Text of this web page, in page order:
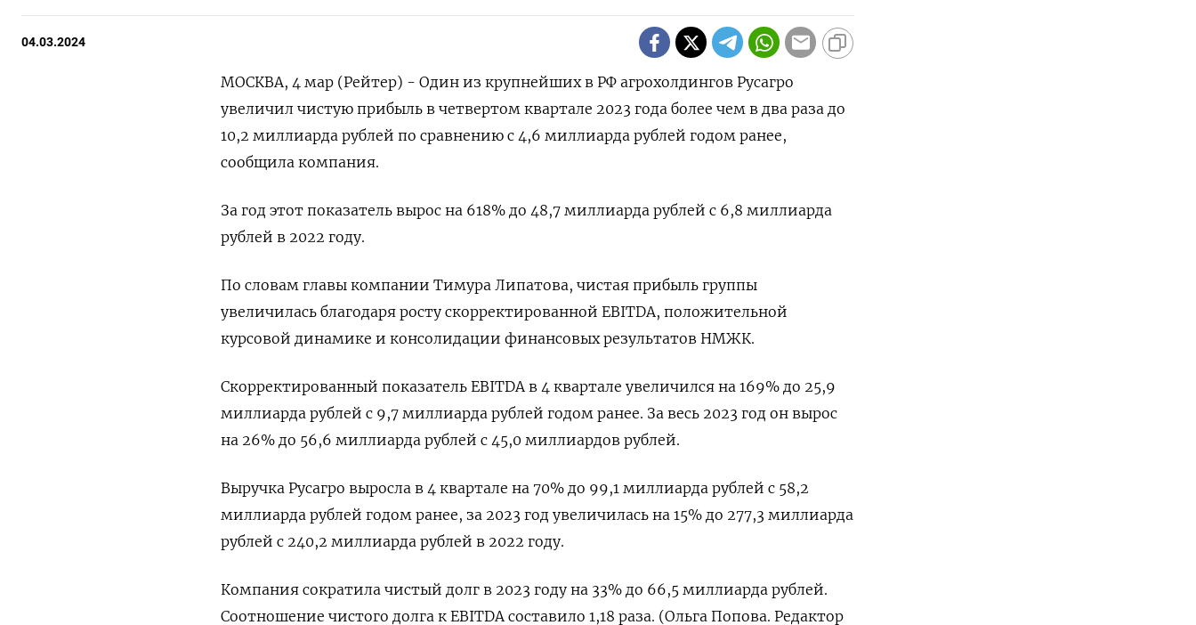
04.03.2024
МОСКВА, 4 мар (Рейтер) - Один из крупнейших в РФ агрохолдингов Русагро
увеличил чистую прибыль в четвертом квартале 2023 года более чем в два раза до
10,2 миллиарда рублей по сравнению с 4,6 миллиарда рублей годом ранее,
сообщила компания.
За год этот показатель вырос на 618% до 48,7 миллиарда рублей с 6,8 миллиарда
рублей в 2022 году.
По словам главы компании Тимура Липатова, чистая прибыль группы
увеличилась благодаря росту скорректированной EBITDA, положительной
курсовой динамике и консолидации финансовых результатов НМЖК.
Скорректированный показатель EBITDA в 4 квартале увеличился на 169% до 25,9
миллиарда рублей с 9,7 миллиарда рублей годом ранее. За весь 2023 год он вырос
на 26% до 56,6 миллиарда рублей с 45,0 миллиардов рублей.
Выручка Русагро выросла в 4 квартале на 70% до 99,1 миллиарда рублей с 58,2
миллиарда рублей годом ранее, за 2023 год увеличилась на 15% до 277,3 миллиарда
рублей с 240,2 миллиарда рублей в 2022 году.
Компания сократила чистый долг в 2023 году на 33% до 66,5 миллиарда рублей.
Соотношение чистого долга к EBITDA составило 1,18 раза. (Ольга Попова. Редактор